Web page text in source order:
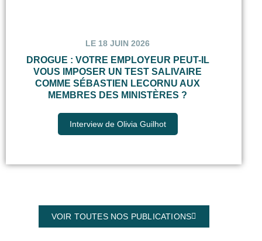
LE 18 JUIN 2026
DROGUE : VOTRE EMPLOYEUR PEUT-IL
VOUS IMPOSER UN TEST SALIVAIRE
COMME SÉBASTIEN LECORNU AUX
MEMBRES DES MINISTÈRES ?
Interview de Olivia Guilhot
VOIR TOUTES NOS PUBLICATIONS